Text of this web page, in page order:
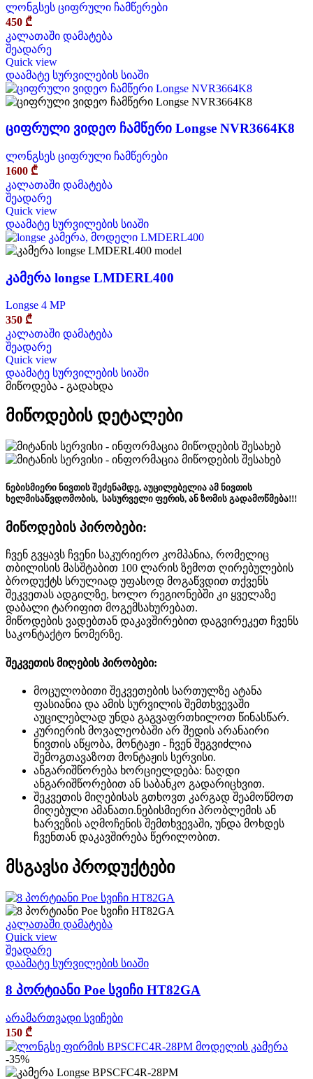
ლონგსეს ციფრული ჩამწერები
450 ₾
კალათაში დამატება
შეადარე
Quick view
დაამატე სურვილების სიაში
ციფრული ვიდეო ჩამწერი Longse NVR3664K8
ლონგსეს ციფრული ჩამწერები
1600 ₾
კალათაში დამატება
შეადარე
Quick view
დაამატე სურვილების სიაში
კამერა longse LMDERL400
Longse 4 MP
350 ₾
კალათაში დამატება
შეადარე
Quick view
დაამატე სურვილების სიაში
მიწოდება - გადახდა
მიწოდების დეტალები
ნებისმიერი ნივთის შეძენამდე, აუცილებელია ამ ნივთის
ხელმისაწვდომობის, სასურველი ფერის, ან ზომის გადამოწმება!!!
მიწოდების პირობები:
ჩვენ გვყავს ჩვენი საკურიერო კომპანია, რომელიც
თბილისის მასშტაბით 100 ლარის ზემოთ ღირებულების
ბროდუქტს სრულიად უფასოდ მოგაწვდით თქვენს
შეკვეთას ადგილზე, ხოლო რეგიონებში კი ყველაზე
დაბალი ტარიფით მოგემსახურებათ.
მიწოდების ვადებთან დაკავშირებით დაგვირეკეთ ჩვენს
საკონტაქტო ნომერზე.
შეკვეთის მიღების პირობები:
მოცულობითი შეკვეთების სართულზე ატანა
ფასიანია და ამის სურვილის შემთხვევაში
აუცილებლად უნდა გაგვაფრთხილოთ წინასწარ.
კურიერის მოვალეობაში არ შედის არანაირი
ნივთის აწყობა, მონტაჟი - ჩვენ შეგვიძლია
შემოგთავაზოთ მონტაჟის სერვისი.
ანგარიშწორება ხორციელდება: ნაღდი
ანგარიშწორებით ან საბანკო გადარიცხვით.
შეკვეთის მიღებისას გთხოვთ კარგად შეამოწმოთ
მიღებული ამანათი.ნებისმიერი პრობლემის ან
ხარვეზის აღმოჩენის შემთხვევაში, უნდა მოხდეს
ჩვენთან დაკავშირება წერილობით.
მსგავსი პროდუქტები
კალათაში დამატება
Quick view
შეადარე
დაამატე სურვილების სიაში
8 პორტიანი Poe სვიჩი HT82GA
არამართვადი სვიჩები
150 ₾
-35%